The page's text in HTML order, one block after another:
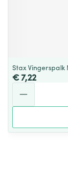
Stax Vingerspalk
€ 7,22